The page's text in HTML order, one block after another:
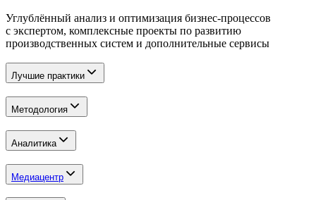
Углублённый анализ и оптимизация бизнес-процессов
с экспертом, комплексные проекты по развитию
производственных систем и дополнительные сервисы
Лучшие практики
Методология
Аналитика
Медиацентр